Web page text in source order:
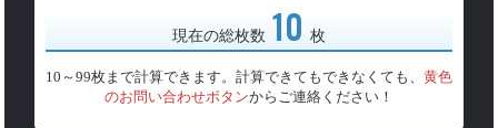
現在の総枚数 10 枚
10～99枚まで計算できます。計算できてもできなくても、 黄色
のお問い合わせボタンからご連絡ください！